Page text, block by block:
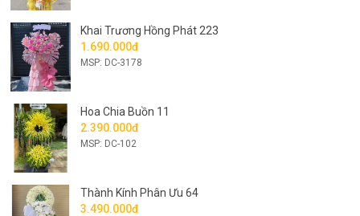
Khai Trương Hồng Phát 223
1.690.000đ
MSP: DC-3178
Hoa Chia Buồn 11
2.390.000đ
MSP: DC-102
Thành Kính Phân Ưu 64
3.490.000đ